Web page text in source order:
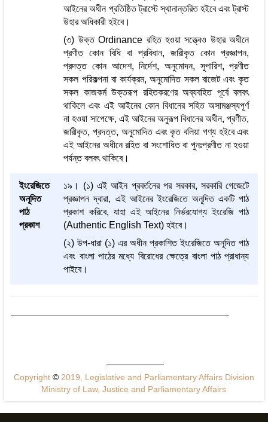
আইনের অধীন প্রতিষ্ঠিত ট্রাস্টে স্থানান্তরিত হইবে এবং ট্রাস্ট
উহার অধিকারী হইবে।
(৩) উক্ত Ordinance রহিত হওয়া সত্ত্বেও উহার অধীনে
প্রণীত কোন বিধি বা প্রবিধান, জারীকৃত কোন প্রজ্ঞাপন,
প্রদত্ত কোন আদেশ, নির্দেশ, অনুমোদন, সুপারিশ, প্রণীত
সকল পরিকল্পনা বা কার্যক্রম, অনুমোদিত সকল বাজেট এবং কৃত
সকল কাজকর্ম উক্তরূপ রহিতকরণের অব্যবহিত পূর্বে বলবৎ
থাকিলে এবং এই আইনের কোন বিধানের সহিত অসামঞ্জস্যপূর্ণ
না হওয়া সাপেক্ষে, এই আইনের অনুরূপ বিধানের অধীন, প্রণীত,
জারীকৃত, প্রদত্ত, অনুমোদিত এবং কৃত বলিয়া গণ্য হইবে এবং
এই আইনের অধীনে রহিত বা সংশোধিত বা পুনঃপ্রণীত না হওয়া
পর্যন্ত বলবৎ থাকিবে।
ইংরেজিতে
অনূদিত
পাঠ
প্রকাশ
১৯। (১) এই আইন প্রবর্তনের পর সরকার, সরকারি গেজেটে
প্রজ্ঞাপন দ্বারা, এই আইনের ইংরেজিতে অনূদিত একটি পাঠ
প্রকাশ করিবে, যাহা এই আইনের নির্ভরযোগ্য ইংরেজি পাঠ
(Authentic English Text) হইবে।
(২) উপ-ধারা (১) এর অধীন প্রকাশিত ইংরেজিতে অনূদিত পাঠ
এবং বাংলা পাঠের মধ্যে বিরোধের ক্ষেত্রে বাংলা পাঠ প্রাধান্য
পাইবে।
Copyright ©2019, Legislative and Parliamentary Affairs Division
Ministry of Law, Justice and Parliamentary Affairs